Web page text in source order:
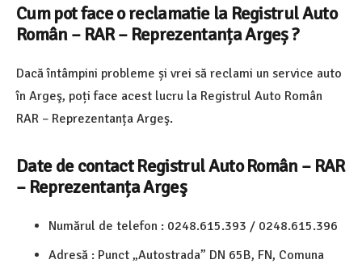
Cum pot face o reclamatie la Registrul Auto
Român – RAR – Reprezentanța Argeș ?
Dacă întâmpini probleme și vrei să reclami un service auto
în Argeş, poți face acest lucru la Registrul Auto Român
RAR – Reprezentanța Argeş.
Date de contactRegistrul Auto Român – RAR
– Reprezentanța Argeş
Numărul de telefon : 0248.615.393 / 0248.615.396
Adresă : Punct „Autostrada” DN 65B, FN, Comuna